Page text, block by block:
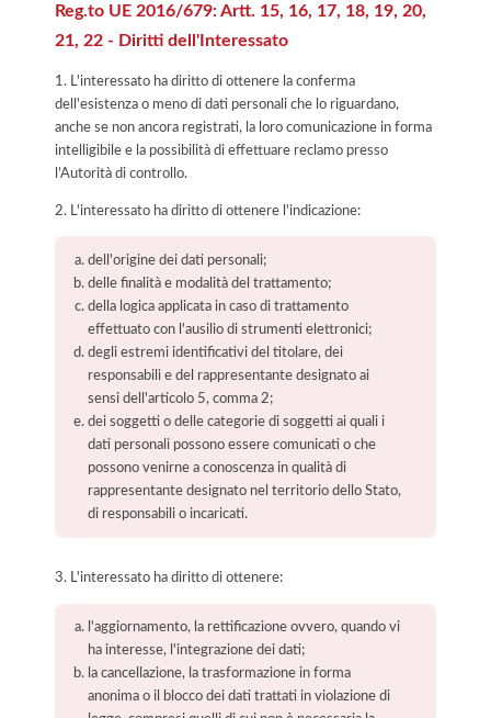
Reg.to UE 2016/679: Artt. 15, 16, 17, 18, 19, 20,
21, 22 - Diritti dell'Interessato
1. L'interessato ha diritto di ottenere la conferma
dell'esistenza o meno di dati personali che lo riguardano,
anche se non ancora registrati, la loro comunicazione in forma
intelligibile e la possibilità di effettuare reclamo presso
l’Autorità di controllo.
2. L'interessato ha diritto di ottenere l'indicazione:
dell'origine dei dati personali;
delle finalità e modalità del trattamento;
della logica applicata in caso di trattamento
effettuato con l'ausilio di strumenti elettronici;
degli estremi identificativi del titolare, dei
responsabili e del rappresentante designato ai
sensi dell'articolo 5, comma 2;
dei soggetti o delle categorie di soggetti ai quali i
dati personali possono essere comunicati o che
possono venirne a conoscenza in qualità di
rappresentante designato nel territorio dello Stato,
di responsabili o incaricati.
3. L'interessato ha diritto di ottenere:
l'aggiornamento, la rettificazione ovvero, quando vi
ha interesse, l'integrazione dei dati;
la cancellazione, la trasformazione in forma
anonima o il blocco dei dati trattati in violazione di